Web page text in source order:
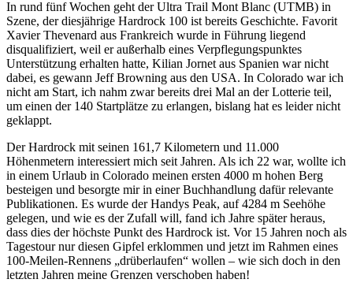
In rund fünf Wochen geht der Ultra Trail Mont Blanc (UTMB) in
Szene, der diesjährige Hardrock 100 ist bereits Geschichte. Favorit
Xavier Thevenard aus Frankreich wurde in Führung liegend
disqualifiziert, weil er außerhalb eines Verpflegungspunktes
Unterstützung erhalten hatte, Kilian Jornet aus Spanien war nicht
dabei, es gewann Jeff Browning aus den USA. In Colorado war ich
nicht am Start, ich nahm zwar bereits drei Mal an der Lotterie teil,
um einen der 140 Startplätze zu erlangen, bislang hat es leider nicht
geklappt.
Der Hardrock mit seinen 161,7 Kilometern und 11.000
Höhenmetern interessiert mich seit Jahren. Als ich 22 war, wollte ich
in einem Urlaub in Colorado meinen ersten 4000 m hohen Berg
besteigen und besorgte mir in einer Buchhandlung dafür relevante
Publikationen. Es wurde der Handys Peak, auf 4284 m Seehöhe
gelegen, und wie es der Zufall will, fand ich Jahre später heraus,
dass dies der höchste Punkt des Hardrock ist. Vor 15 Jahren noch als
Tagestour nur diesen Gipfel erklommen und jetzt im Rahmen eines
100-Meilen-Rennens „drüberlaufen“ wollen – wie sich doch in den
letzten Jahren meine Grenzen verschoben haben!